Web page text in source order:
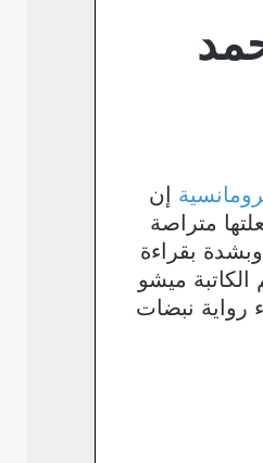
إن
متراصة
بقراءة
ميشو
رواية نبضات